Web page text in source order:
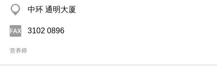
中环 通明大厦
3102 0896
营养师